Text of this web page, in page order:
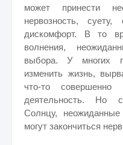
может принести
нервозность, суету,
дискомфорт. В то
волнения,
выбора. У многих
изменить жизнь,
что-то
деятельность. Но
Солнцу,
могут закончиться